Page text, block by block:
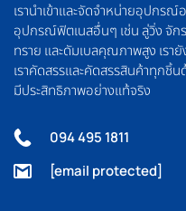
เรานำเข้าและจัดจำหน่ายอุปกร
อุปกรณ์ฟิตเนสอื่นๆ เช่น ลู่วิ่ง จัก
ทราย และดัมเบลคุณภาพสูง เรา
เราคัดสรรและคัดสรรสินค้าทุกชิ้
มีประสิทธิภาพอย่างแท้จริง
094 495 1811
[email protected]